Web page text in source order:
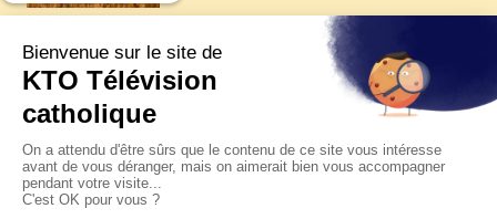
La visite pastorale du pape Léon
XIV à Assise à suivre sur KTO le
Article
Le pape en Uruguay, Argentine et